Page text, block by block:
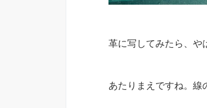
革に写してみたら、や
あたりまえですね。線